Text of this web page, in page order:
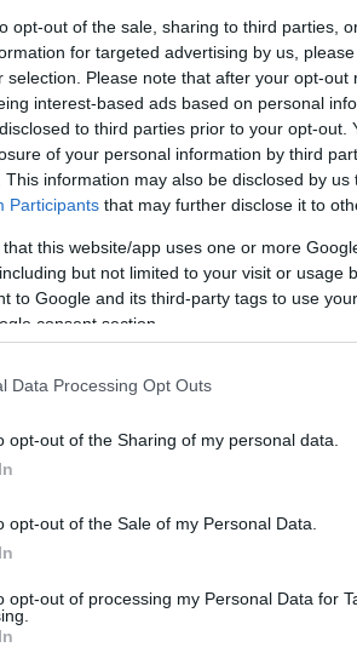
opt-out of the sale, sharing to third parties,
for targeted advertising by us,
selection. Please note that after your opt-out
interest-based ads based on personal
to third parties prior to your opt-out.
of your personal information by third
This information may also be disclosed by
Participants that may further disclose it to
that this website/app uses one or more
but not limited to your visit or usage
to Google and its third-party tags to use
consent section.
Data Processing Opt Outs
opt-out of the Sharing of my personal data.
opt-out of the Sale of my Personal Data.
opt-out of processing my Personal Data for
ΕΛΛΑΔΑ
Εύβοια: Στις φλόγες τα